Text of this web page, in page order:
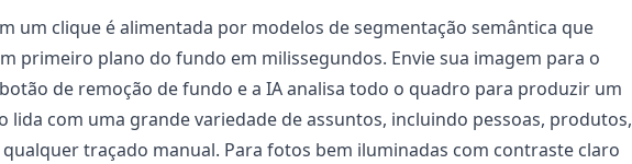
um clique é alimentada por modelos de segmentação semântica que
primeiro plano do fundo em milissegundos. Envie sua imagem para o
de remoção de fundo e a IA analisa todo o quadro para produzir um
lida com uma grande variedade de assuntos, incluindo pessoas, produtos,
qualquer traçado manual. Para fotos bem iluminadas com contraste claro